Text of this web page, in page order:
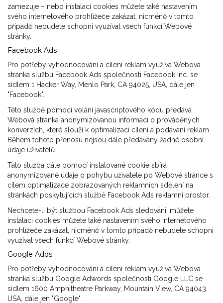
zamezuje – nebo instalaci cookies můžete také nastavením
svého internetového prohlížeče zakázat, nicméně v tomto
případě nebudete schopni využívat všech funkcí Webové
stránky.
Facebook Ads
Pro potřeby vyhodnocování a cílení reklam využívá Webová
stránka službu Facebook Ads společnosti Facebook Inc. se
sídlem 1 Hacker Way, Menlo Park, CA 94025, USA, dále jen
"Facebook".
Této službě pomocí volání javascriptového kódu předává
Webová stránka anonymizovanou informaci o prováděných
konverzích, které slouží k optimalizaci cílení a podávání reklam.
Během tohoto přenosu nejsou dále předávány žádné osobní
údaje uživatelů.
Tato služba dále pomocí instalované cookie sbírá
anonymizované údaje o pohybu uživatele po Webové stránce s
cílem optimalizace zobrazovaných reklamních sdělení na
stránkách poskytujících službě Facebook Ads reklamní prostor.
Nechcete-li být službou Facebook Ads sledováni, můžete
instalaci cookies můžete také nastavením svého internetového
prohlížeče zakázat, nicméně v tomto případě nebudete schopni
využívat všech funkcí Webové stránky.
Google Adds
Pro potřeby vyhodnocování a cílení reklam využívá Webová
stránka službu Google Adwords společnosti Google LLC se
sídlem 1600 Amphitheatre Parkway, Mountain View, CA 94043,
USA, dále jen "Google".